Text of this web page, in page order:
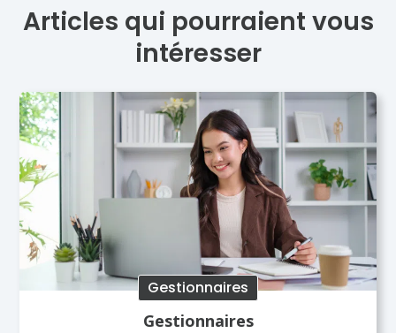
Articles qui pourraient vous
intéresser
Gestionnaires
Gestionnaires